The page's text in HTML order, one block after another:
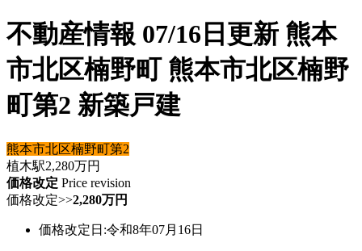
不動産情報 07/16日更新 熊本
市北区楠野町 熊本市北区楠野
町第2 新築戸建
熊本市北区楠野町第2
植木駅2,280万円
価格改定 Price revision
価格改定>>2,280万円
価格改定日:令和8年07月16日